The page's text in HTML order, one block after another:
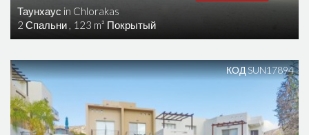
Таунхаус in Chlorakas
2 Спальни , 123 m² Покрытый
КОД SUN17894